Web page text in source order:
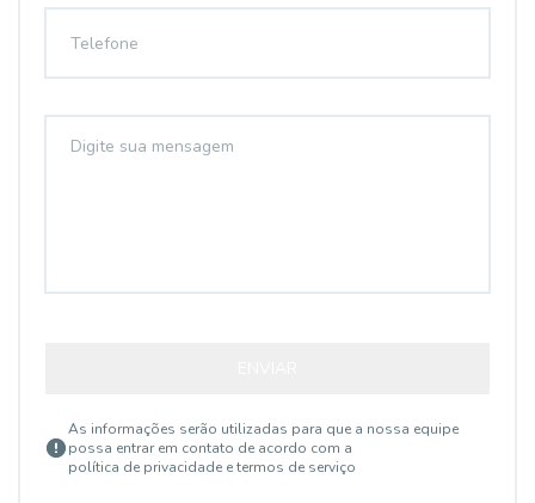
As informações serão utilizadas para que a nossa equipe
possa entrar em contato de acordo com a
política de privacidade e termos de serviço